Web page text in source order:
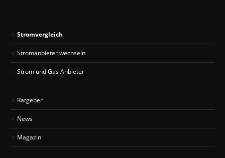
Stromvergleich
Stromanbieter wechseln
Strom und Gas Anbieter
Ratgeber
News
Magazin